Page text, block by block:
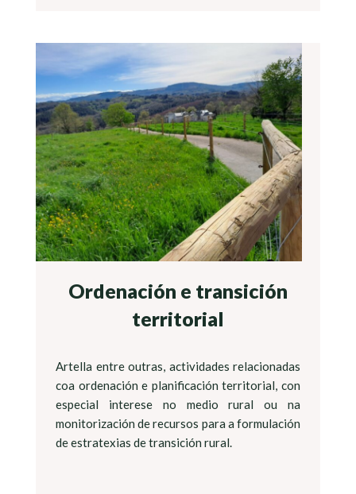
Ordenación e transición
territorial
Artella entre outras, actividades relacionadas
coa ordenación e planificación territorial, con
especial interese no medio rural ou na
monitorización de recursos para a formulación
de estratexias de transición rural.